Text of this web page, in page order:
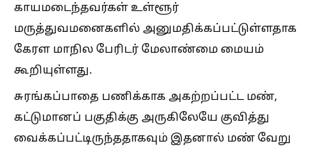
காயமடைந்தவர்கள் உள்ளூர்
மருத்துவமனைகளில் அனுமதிக்கப்பட்டுள்ளதாக
கேரள மாநில பேரிடர் மேலாண்மை மையம்
கூறியுள்ளது.
சுரங்கப்பாதை பணிக்காக அகற்றப்பட்ட மண்,
கட்டுமானப் பகுதிக்கு அருகிலேயே குவித்து
வைக்கப்பட்டிருந்ததாகவும் இதனால் மண் வேறு